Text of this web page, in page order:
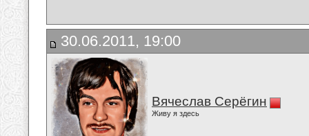
30.06.2011, 19:00
Вячеслав Серёгин
Живу я здесь